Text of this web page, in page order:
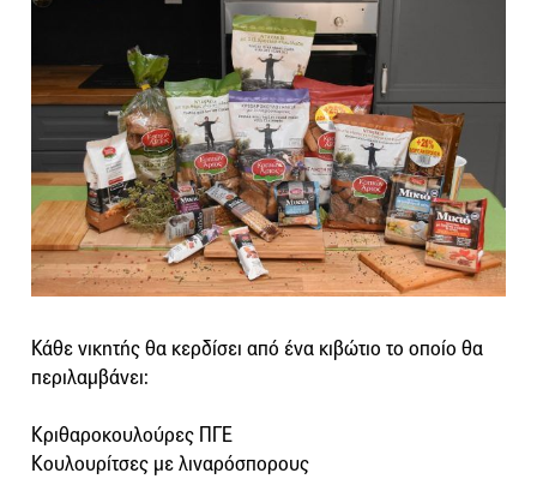
Κάθε νικητής θα κερδίσει από ένα κιβώτιο το οποίο θα
περιλαμβάνει:
Κριθαροκουλούρες ΠΓΕ
Κουλουρίτσες με λιναρόσπορους